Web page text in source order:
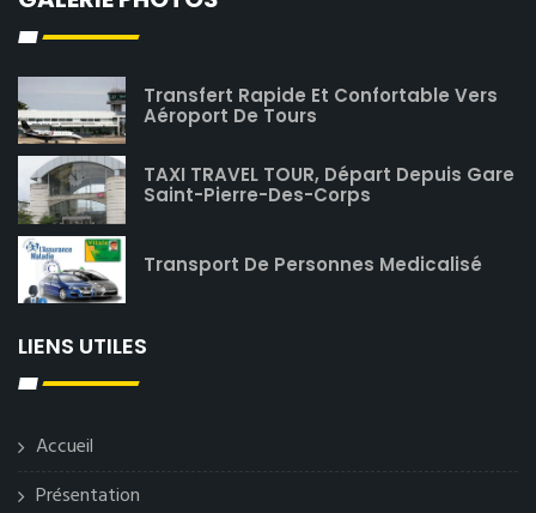
Transfert Rapide Et Confortable Vers
Aéroport De Tours
TAXI TRAVEL TOUR, Départ Depuis Gare
Saint-Pierre-Des-Corps
Transport De Personnes Medicalisé
LIENS UTILES
Accueil
Présentation